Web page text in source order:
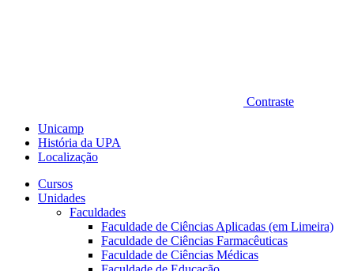
Contraste
Unicamp
História da UPA
Localização
Cursos
Unidades
Faculdades
Faculdade de Ciências Aplicadas (em Limeira)
Faculdade de Ciências Farmacêuticas
Faculdade de Ciências Médicas